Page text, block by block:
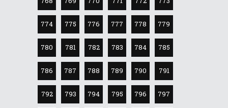
774 775 776 777 778 779
780 781 782 783 784 785
786 787 788 789 790 791
792 793 794 795 796 797